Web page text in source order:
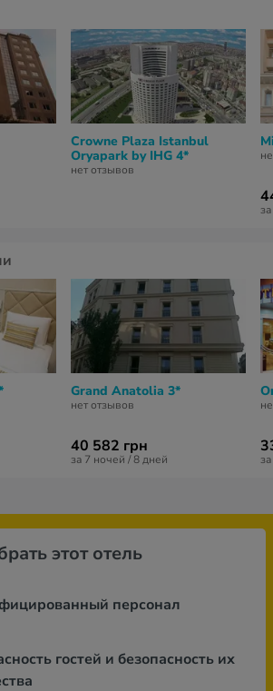
Crowne Plaza Istanbul
Oryapark by IHG 4*
нет отзывов
Grand Anatolia 3*
нет отзывов
40 582 грн
за 7 ночей / 8 дней
этот отель
персонал
гостей и безопасность их